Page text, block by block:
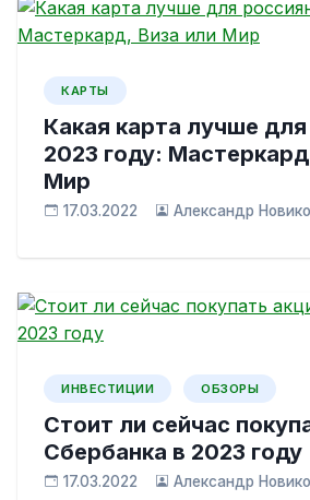
КАРТЫ
Какая карта лучше
2023 году:
Мир
17.03.2022 Александр
ИНВЕСТИЦИИ ОБЗОРЫ
Cтоит ли сейчас
Cбербанка в 2023 году
17.03.2022 Александр